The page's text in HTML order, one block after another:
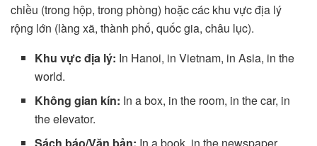
chiều (trong hộp, trong phòng) hoặc các khu vực địa lý
rộng lớn (làng xã, thành phố, quốc gia, châu lục).
Khu vực địa lý: In Hanoi, in Vietnam, in Asia, in the
world.
Không gian kín: In a box, in the room, in the car, in
the elevator.